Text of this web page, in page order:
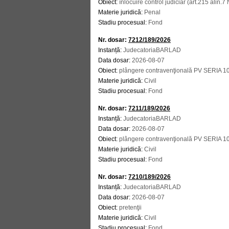
Obiect: înlocuire control judiciar (art.215 alin.7
Materie juridică: Penal
Stadiu procesual: Fond
Nr. dosar: 7212/189/2026
Instanță: JudecatoriaBARLAD
Data dosar: 2026-08-07
Obiect: plângere contravenţională PV SERIA
Materie juridică: Civil
Stadiu procesual: Fond
Nr. dosar: 7211/189/2026
Instanță: JudecatoriaBARLAD
Data dosar: 2026-08-07
Obiect: plângere contravenţională PV SERIA
Materie juridică: Civil
Stadiu procesual: Fond
Nr. dosar: 7210/189/2026
Instanță: JudecatoriaBARLAD
Data dosar: 2026-08-07
Obiect: pretenţii
Materie juridică: Civil